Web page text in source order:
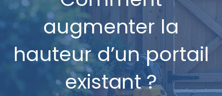
augmenter la
hauteur d’un portail
existant ?